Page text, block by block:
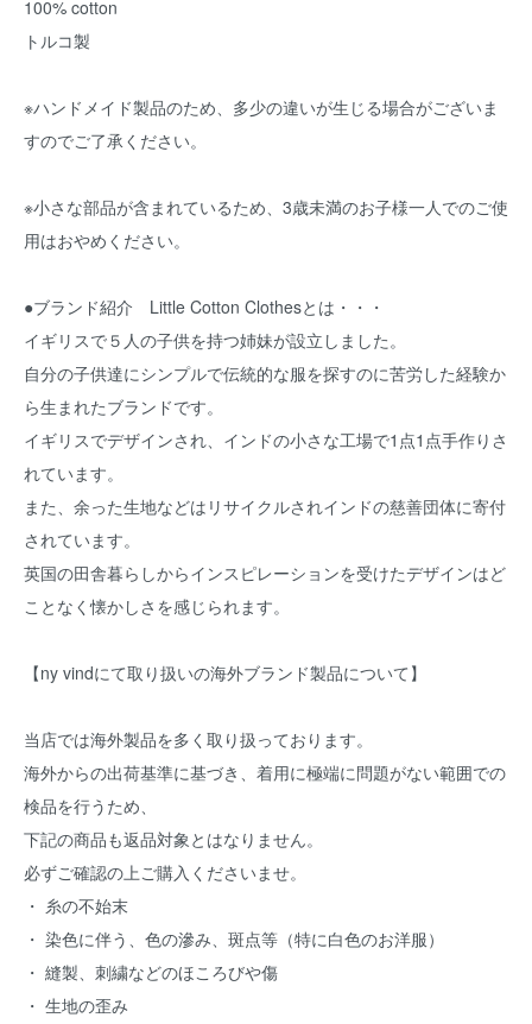
100% cotton
トルコ製
※ハンドメイド製品のため、多少の違いが生じる場合がございま
すのでご了承ください。
※小さな部品が含まれているため、3歳未満のお子様一人でのご使
用はおやめください。
●ブランド紹介 Little Cotton Clothesとは・・・
イギリスで５人の子供を持つ姉妹が設立しました。
自分の子供達にシンプルで伝統的な服を探すのに苦労した経験か
ら生まれたブランドです。
イギリスでデザインされ、インドの小さな工場で1点1点手作りさ
れています。
また、余った生地などはリサイクルされインドの慈善団体に寄付
されています。
英国の田舎暮らしからインスピレーションを受けたデザインはど
ことなく懐かしさを感じられます。
【ny vindにて取り扱いの海外ブランド製品について】
当店では海外製品を多く取り扱っております。
海外からの出荷基準に基づき、着用に極端に問題がない範囲での
検品を行うため、
下記の商品も返品対象とはなりません。
必ずご確認の上ご購入くださいませ。
・ 糸の不始末
・ 染色に伴う、色の滲み、斑点等（特に白色のお洋服）
・ 縫製、刺繍などのほころびや傷
・ 生地の歪み